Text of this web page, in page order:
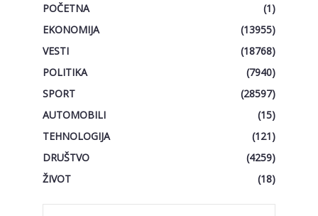
POČETNA
(1)
EKONOMIJA
(13955)
VESTI
(18768)
POLITIKA
(7940)
SPORT
(28597)
AUTOMOBILI
(15)
TEHNOLOGIJA
(121)
DRUŠTVO
(4259)
ŽIVOT
(18)